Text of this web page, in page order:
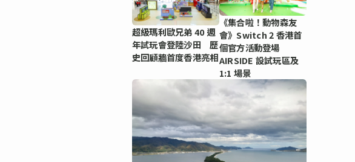
超級瑪利歐兄弟 40 週
年試玩會登陸沙田 歷
史回顧牆首度香港亮相
《集合啦！動物森友
會》Switch 2 香港首
個官方活動登場
AIRSIDE 設試玩區及
1:1 場景